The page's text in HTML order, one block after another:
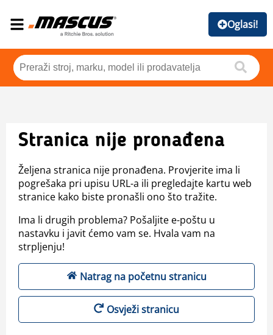
Oglasi!
Stranica nije pronađena
Željena stranica nije pronađena. Provjerite ima li
pogrešaka pri upisu URL-a ili pregledajte kartu web
stranice kako biste pronašli ono što tražite.
Ima li drugih problema? Pošaljite e-poštu u
nastavku i javit ćemo vam se. Hvala vam na
strpljenju!
Natrag na početnu stranicu
Osvježi stranicu